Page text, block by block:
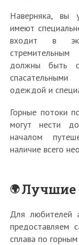
Наверняка, вы
имеют
входит в
должны быть
одеждой и
Горные потоки
могут нести
началом
наличие всего
Лучшие
Для любителей
предоставляем
сплава по